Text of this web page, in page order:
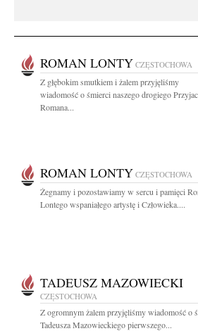
ROMAN LONTY CZĘSTOCHOWA
Z głębokim smutkiem i żalem przyjęliśmy
wiadomość o śmierci naszego drogiego
Romana...
ROMAN LONTY CZĘSTOCHOWA
Żegnamy i pozostawiamy w sercu i pamięci
Lontego wspaniałego artystę i Człowieka....
TADEUSZ MAZOWIECKI
CZĘSTOCHOWA
Z ogromnym żalem przyjęliśmy wiadomość o
Tadeusza Mazowieckiego pierwszego...